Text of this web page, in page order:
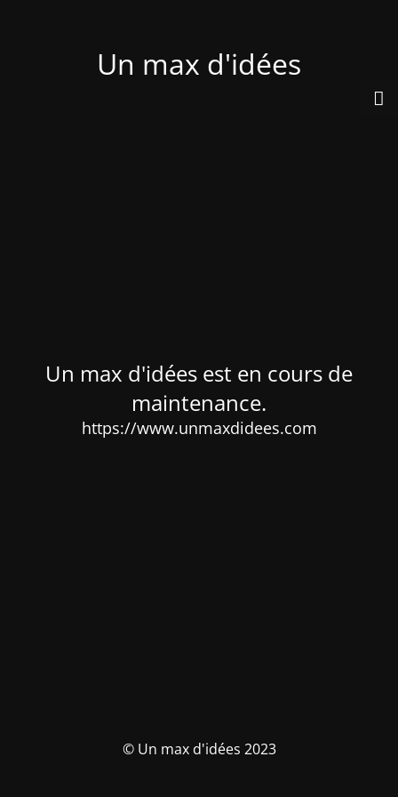
Un max d'idées
Un max d'idées est en cours de
maintenance.
https://www.unmaxdidees.com
© Un max d'idées 2023